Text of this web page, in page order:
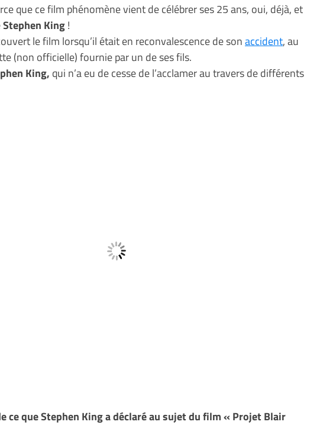
que ce film phénomène vient de célébrer ses 25 ans, oui, déjà, et
Stephen King!
le film lorsqu’il était en reconvalescence de sonaccident, au
(non officielle) fournie par un de ses fils.
King, qui n’a eu de cesse de l’acclamer au travers de différents
ce que Stephen King a déclaré au sujet du film « Projet Blair